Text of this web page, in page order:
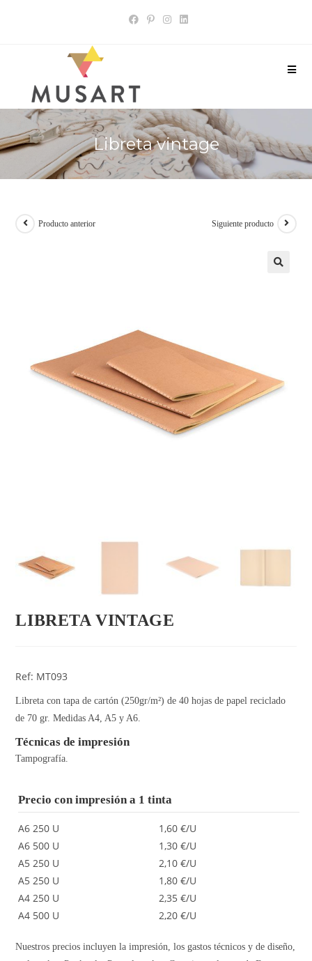
Libreta vintage
Producto anterior Siguiente producto
LIBRETA VINTAGE
Ref: MT093
Libreta con tapa de cartón (250gr/m²) de 40 hojas de papel reciclado
de 70 gr. Medidas A4, A5 y A6.
Técnicas de impresión
Tampografía.
Precio con impresión a 1 tinta
A6 250 U
A6 500 U
A5 250 U
A5 250 U
A4 250 U
A4 500 U
1,60 €/U
1,30 €/U
2,10 €/U
1,80 €/U
2,35 €/U
2,20 €/U
Nuestros precios incluyen la impresión, los gastos técnicos y de diseño,